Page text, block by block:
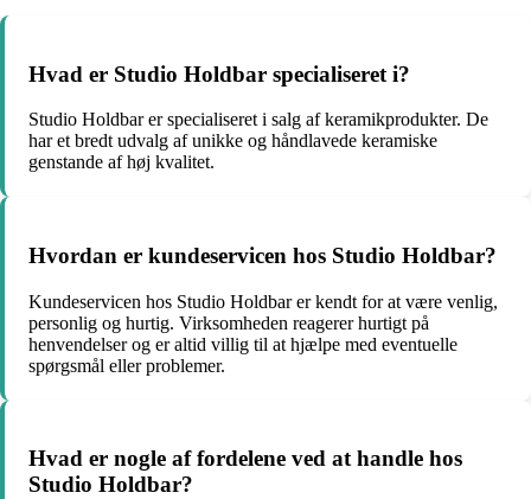
Hvad er Studio Holdbar specialiseret i?
Studio Holdbar er specialiseret i salg af keramikprodukter. De
har et bredt udvalg af unikke og håndlavede keramiske
genstande af høj kvalitet.
Hvordan er kundeservicen hos Studio Holdbar?
Kundeservicen hos Studio Holdbar er kendt for at være venlig,
personlig og hurtig. Virksomheden reagerer hurtigt på
henvendelser og er altid villig til at hjælpe med eventuelle
spørgsmål eller problemer.
Hvad er nogle af fordelene ved at handle hos
Studio Holdbar?